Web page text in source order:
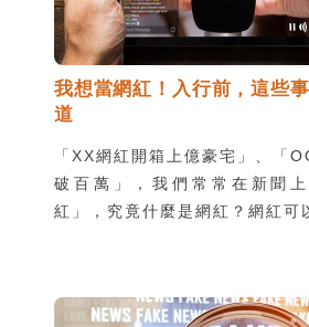
我想當網紅！入行前，這些
道
「XX網紅開箱上億豪宅」、「
破百萬」，我們常常在新聞
紅」，究竟什麼是網紅？網紅可